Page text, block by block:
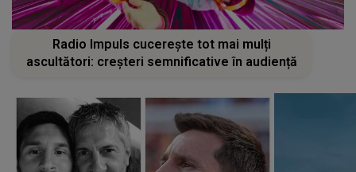
Radio Impuls cucerește tot mai mulți
ascultători: creșteri semnificative în audiență